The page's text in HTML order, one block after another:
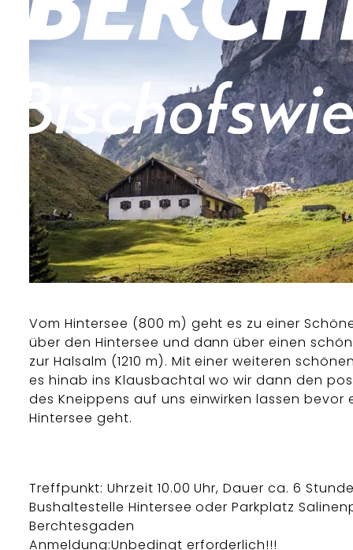
Vom Hintersee (800 m) geht es zu einer
über den Hintersee und dann über einen
zur Halsalm (1210 m). Mit einer weiteren
es hinab ins Klausbachtal wo wir dann den
des Kneippens auf uns einwirken lassen bevor
Hintersee geht.
Treffpunkt: Uhrzeit 10.00 Uhr, Dauer ca. 6
Bushaltestelle Hintersee oder Parkplatz
Berchtesgaden
Anmeldung:Unbedingt erforderlich!!!